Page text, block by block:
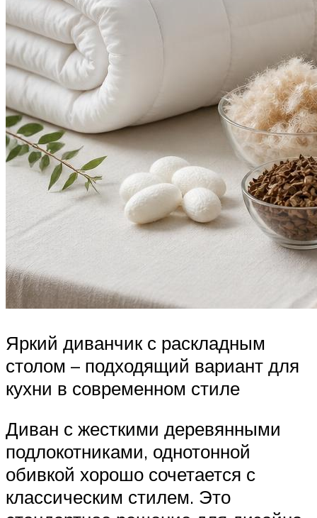
Яркий диванчик с раскладным
столом – подходящий вариант для
кухни в современном стиле
Диван с жесткими деревянными
подлокотниками, однотонной
обивкой хорошо сочетается с
классическим стилем. Это